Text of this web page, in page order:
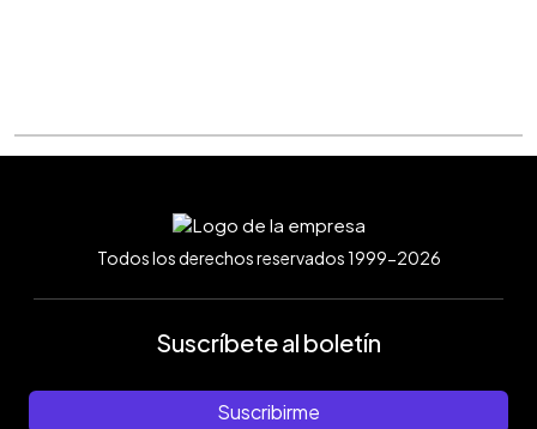
Todos los derechos reservados 1999-2026
Suscríbete al boletín
Suscribirme